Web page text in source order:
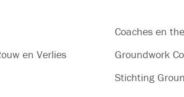
en Verlies
Coaches en
Groundwork
Stichting